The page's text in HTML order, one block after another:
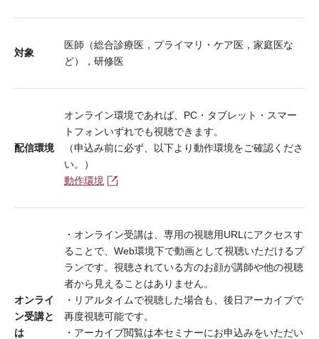
対象
医師（総合診療医，プライマリ・ケア医，家庭医な
ど），研修医
配信環境
オンライン環境であれば、PC・タブレット・スマー
トフォンいずれでも視聴できます。
（申込み前に必ず、以下より動作環境をご確認くださ
い。）
動作環境
オンライ
ン受講と
は
・オンライン受講は、専用の視聴用URLにアクセスす
ることで、Web環境下で動画として視聴いただけるプ
ランです。視聴されている方のお顔が講師や他の視聴
者から見えることはありません。
・リアルタイムで視聴した場合も、後日アーカイブで
再度視聴可能です。
・アーカイブ閲覧は本セミナーにお申込みをいただい